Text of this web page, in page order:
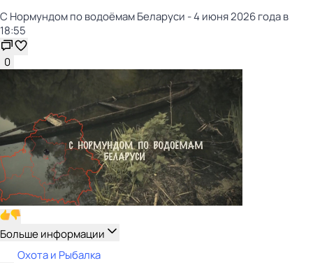
С Нормундом по водоёмам Беларуси - 4 июня 2026 года в
18:55
0
Больше информации
Охота и Рыбалка